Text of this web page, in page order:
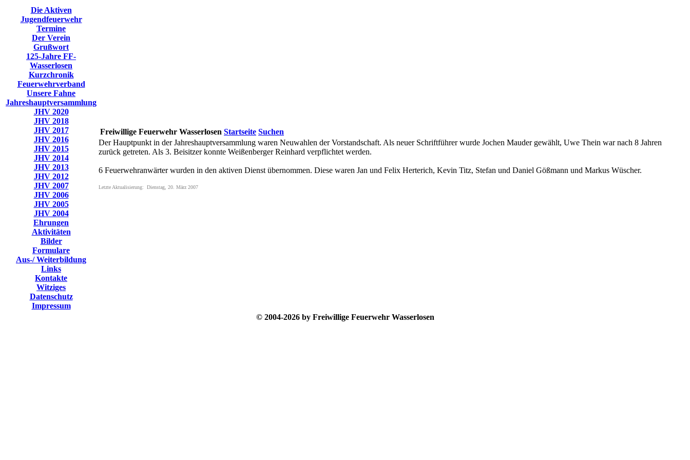
Die Aktiven
Jugendfeuerwehr
Termine
Der Verein
Grußwort
125-Jahre FF-
Wasserlosen
Kurzchronik
Feuerwehrverband
Unsere Fahne
Jahreshauptversammlung
JHV 2020
JHV 2018
JHV 2017
JHV 2016
JHV 2015
JHV 2014
JHV 2013
JHV 2012
JHV 2007
JHV 2006
JHV 2005
JHV 2004
Ehrungen
Aktivitäten
Bilder
Formulare
Aus-/ Weiterbildung
Links
Kontakte
Witziges
Datenschutz
Impressum
Freiwillige Feuerwehr Wasserlosen Startseite Suchen
Der Hauptpunkt in der Jahreshauptversammlung waren Neuwahlen der Vorstandschaft. Als neuer Schriftführer wurde Jochen Mauder gewählt, Uwe Thein war nach 8 Jahren
zurück getreten. Als 3. Beisitzer konnte Weißenberger Reinhard verpflichtet werden.
6 Feuerwehranwärter wurden in den aktiven Dienst übernommen. Diese waren Jan und Felix Herterich, Kevin Titz, Stefan und Daniel Gößmann und Markus Wüscher.
Letzte Aktualisierung: Dienstag, 20. März 2007
© 2004-2026 by Freiwillige Feuerwehr Wasserlosen